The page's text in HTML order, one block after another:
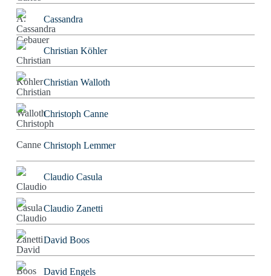
Cassandra
Christian Köhler
Christian Walloth
Christoph Canne
Christoph Lemmer
Claudio Casula
Claudio Zanetti
David Boos
David Engels